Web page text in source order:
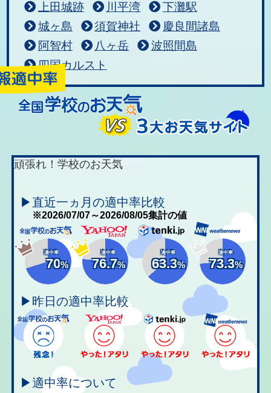
上田城跡
川平湾
下灘駅
城ヶ島
須賀神社
慶良間諸島
阿智村
八ヶ岳
波照間島
四国カルスト
頑張れ！学校のお天気
▶直近一ヵ月の適中率比較
※2026/07/07～2026/08/05集計の値
適中率
70%
適中率
76.7%
適中率
63.3%
適中率
73.3%
▶昨日の適中率比較
▶適中率について